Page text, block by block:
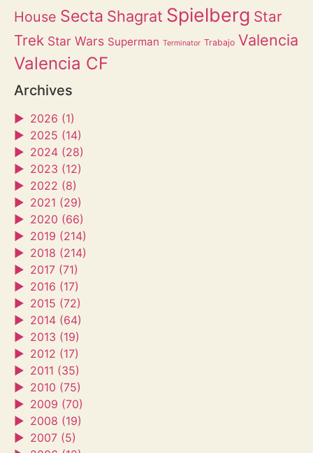
House Secta Shagrat Spielberg Star
Trek Star Wars Superman Terminator Trabajo Valencia
Valencia CF
Archives
► 2026 (1)
► 2025 (14)
► 2024 (28)
► 2023 (12)
► 2022 (8)
► 2021 (29)
► 2020 (66)
► 2019 (214)
► 2018 (214)
► 2017 (71)
► 2016 (17)
► 2015 (72)
► 2014 (64)
► 2013 (19)
► 2012 (17)
► 2011 (35)
► 2010 (75)
► 2009 (70)
► 2008 (19)
► 2007 (5)